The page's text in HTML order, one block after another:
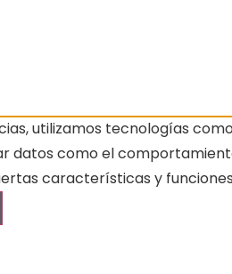
utilizamos tecnologías
como el
características y